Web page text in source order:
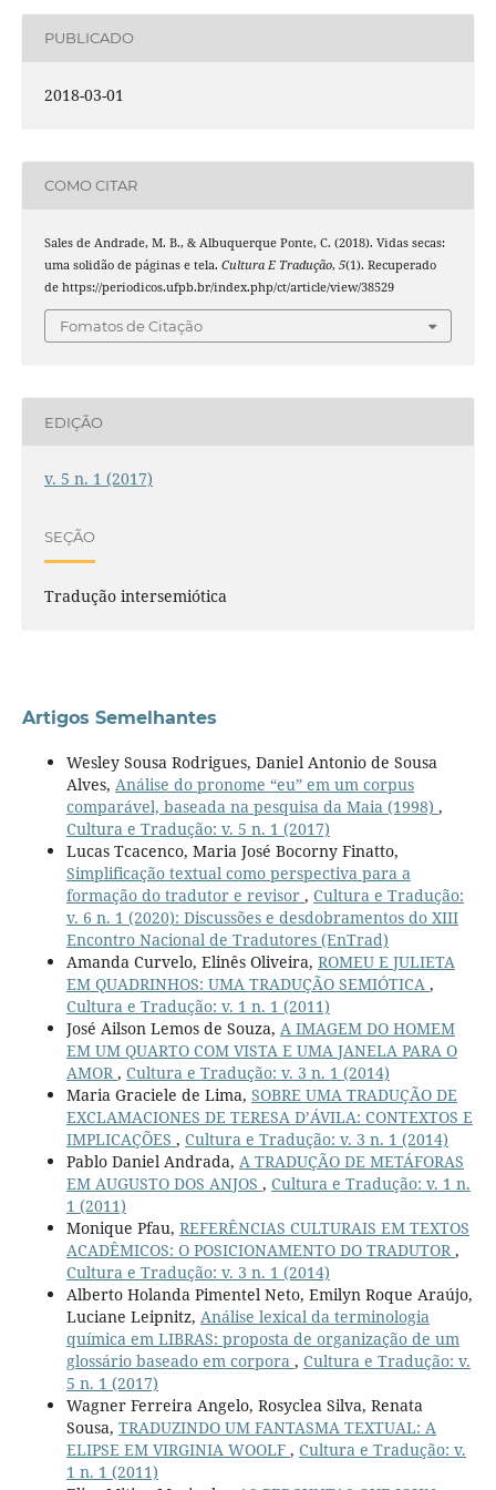
PUBLICADO
2018-03-01
COMO CITAR
Sales de Andrade, M. B., & Albuquerque Ponte, C. (2018). Vidas secas:
uma solidão de páginas e tela. Cultura E Tradução, 5(1). Recuperado
de https://periodicos.ufpb.br/index.php/ct/article/view/38529
Fomatos de Citação
EDIÇÃO
v. 5 n. 1 (2017)
SEÇÃO
Tradução intersemiótica
Artigos Semelhantes
Wesley Sousa Rodrigues, Daniel Antonio de Sousa
Alves, Análise do pronome “eu” em um corpus
comparável, baseada na pesquisa da Maia (1998) ,
Cultura e Tradução: v. 5 n. 1 (2017)
Lucas Tcacenco, Maria José Bocorny Finatto,
Simplificação textual como perspectiva para a
formação do tradutor e revisor , Cultura e Tradução:
v. 6 n. 1 (2020): Discussões e desdobramentos do XIII
Encontro Nacional de Tradutores (EnTrad)
Amanda Curvelo, Elinês Oliveira, ROMEU E JULIETA
EM QUADRINHOS: UMA TRADUÇÃO SEMIÓTICA ,
Cultura e Tradução: v. 1 n. 1 (2011)
José Ailson Lemos de Souza, A IMAGEM DO HOMEM
EM UM QUARTO COM VISTA E UMA JANELA PARA O
AMOR, Cultura e Tradução: v. 3 n. 1 (2014)
Maria Graciele de Lima, SOBRE UMA TRADUÇÃO DE
EXCLAMACIONES DE TERESA D’ÁVILA: CONTEXTOS E
IMPLICAÇÕES , Cultura e Tradução: v. 3 n. 1 (2014)
Pablo Daniel Andrada, A TRADUÇÃO DE METÁFORAS
EM AUGUSTO DOS ANJOS , Cultura e Tradução: v. 1 n.
1 (2011)
Monique Pfau, REFERÊNCIAS CULTURAIS EM TEXTOS
ACADÊMICOS: O POSICIONAMENTO DO TRADUTOR,
Cultura e Tradução: v. 3 n. 1 (2014)
Alberto Holanda Pimentel Neto, Emilyn Roque Araújo,
Luciane Leipnitz, Análise lexical da terminologia
química em LIBRAS: proposta de organização de um
glossário baseado em corpora , Cultura e Tradução: v.
5 n. 1 (2017)
Wagner Ferreira Angelo, Rosyclea Silva, Renata
Sousa, TRADUZINDO UM FANTASMA TEXTUAL: A
ELIPSE EM VIRGINIA WOOLF , Cultura e Tradução: v.
1 n. 1 (2011)